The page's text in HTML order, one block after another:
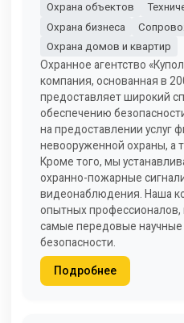
Охрана объектов
Охрана бизнеса
Охрана домов и квартир
Охранное агентство
компания, основанная в
предоставляет широкий
обеспечению
на предоставлении услуг
невооруженной охраны, а
Кроме того, мы
охранно-пожарные
видеонаблюдения. Наша
опытных профессионалов,
самые передовые научные
безопасности.
Подробнее